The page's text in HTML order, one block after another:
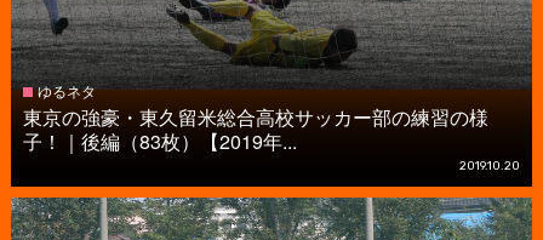
ゆるネタ
東京の強豪・東久留米総合高校サッカー部の練習の様
子！｜後編（83枚）【2019年...
2019.10.20